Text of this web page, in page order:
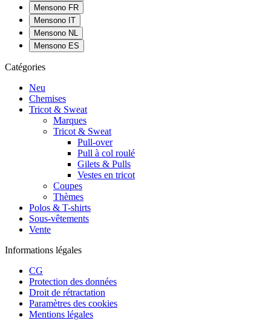
Mensono FR
Mensono IT
Mensono NL
Mensono ES
Catégories
Neu
Chemises
Tricot & Sweat
Marques
Tricot & Sweat
Pull-over
Pull à col roulé
Gilets & Pulls
Vestes en tricot
Coupes
Thèmes
Polos & T-shirts
Sous-vêtements
Vente
Informations légales
CG
Protection des données
Droit de rétractation
Paramètres des cookies
Mentions légales